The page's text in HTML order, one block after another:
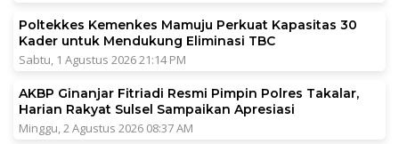
Poltekkes Kemenkes Mamuju Perkuat Kapasitas 30
Kader untuk Mendukung Eliminasi TBC
Sabtu, 1 Agustus 2026 21:14 PM
AKBP Ginanjar Fitriadi Resmi Pimpin Polres Takalar,
Harian Rakyat Sulsel Sampaikan Apresiasi
Minggu, 2 Agustus 2026 08:37 AM